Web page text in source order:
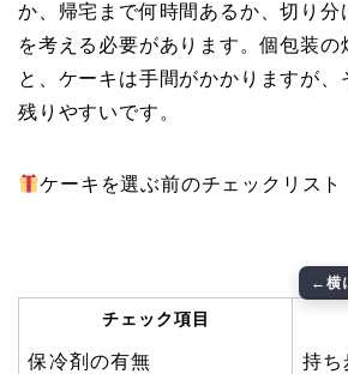
か、帰宅まで何時間あるか、切り分
を考える必要があります。個包装の
と、ケーキは手間がかかりますが、
残りやすいです。
ケーキを選ぶ前のチェックリスト
チェック項目
保冷剤の有無 持ち